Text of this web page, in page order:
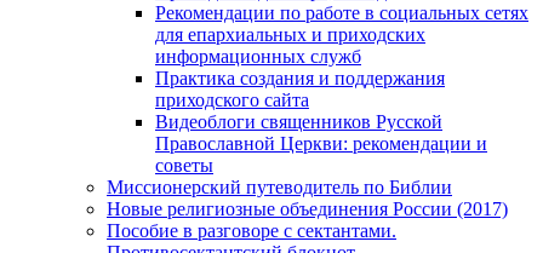
Рекомендации по работе в социальных сетях
для епархиальных и приходских
информационных служб
Практика создания и поддержания
приходского сайта
Видеоблоги священников Русской
Православной Церкви: рекомендации и
советы
Миссионерский путеводитель по Библии
Новые религиозные объединения России (2017)
Пособие в разговоре с сектантами.